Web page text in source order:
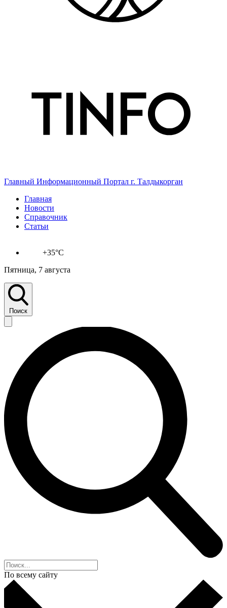
Главный Информационный Портал г. Талдыкорган
Главная
Новости
Справочник
Статьи
+35°C
Пятница, 7 августа
Поиск
По всему сайту